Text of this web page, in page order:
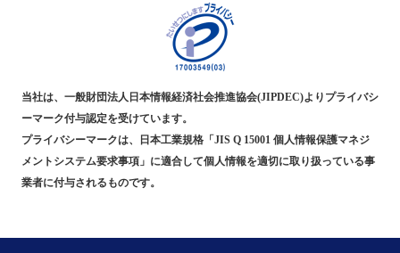
当社は、一般財団法人日本情報経済社会推進協会(JIPDEC)よりプライバシ
ーマーク付与認定を受けています。
プライバシーマークは、日本工業規格「JIS Q 15001 個人情報保護マネジ
メントシステム要求事項」に適合して個人情報を適切に取り扱っている事
業者に付与されるものです。